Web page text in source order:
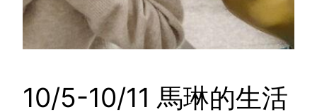
10/5-10/11 馬琳的生活